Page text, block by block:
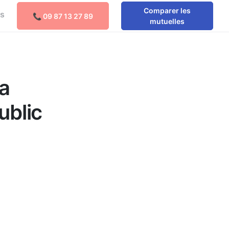
📞 09 87 13 27 89
Comparer les
mutuelles
Comparer les mutuelles